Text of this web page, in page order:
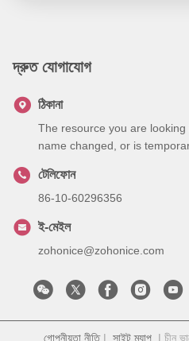
দ্রুত যোগাযোগ
ঠিকানা
The resource you are
name changed, or is
টেলিফোন
86-10-60296356
ই-মেইল
zohonice@zohonice.com
গোপনীয়তা নীতি| সাইট ম্যাপ | চীন